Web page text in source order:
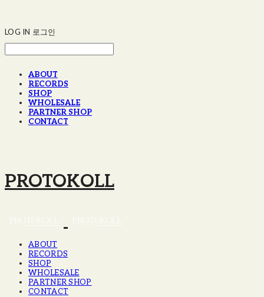
LOG IN 로그인
ABOUT
RECORDS
SHOP
WHOLESALE
PARTNER SHOP
CONTACT
PROTOKOLL
ABOUT
RECORDS
SHOP
WHOLESALE
PARTNER SHOP
CONTACT